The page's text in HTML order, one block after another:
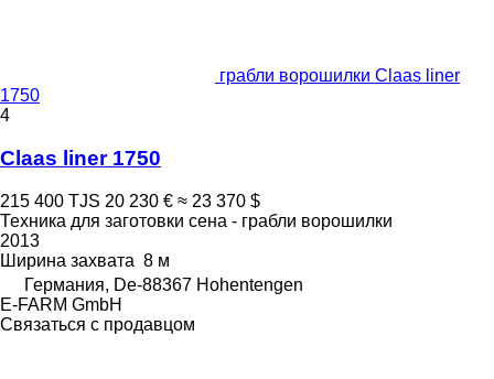
грабли ворошилки Claas liner
1750
4
Claas liner 1750
215 400 TJS 20 230 € ≈ 23 370 $
Техника для заготовки сена - грабли ворошилки
2013
Ширина захвата 8 м
Германия, De-88367 Hohentengen
E-FARM GmbH
Связаться с продавцом